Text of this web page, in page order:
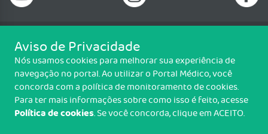
Telefone: 69 99912-5448
Email: protocolo@cremero.org.br
Avenida dos Imigrantes, 3414, Liberdade, Porto Velho/RO - CEP: 76803-
850
Copyright CREMERO. Todos os direitos reservados.
Aviso de Privacidade
Nós usamos cookies para melhorar sua experiência de
navegação no portal. Ao utilizar o Portal Médico, você
concorda com a política de monitoramento de cookies.
Para ter mais informações sobre como isso é feito, acesse
Política de cookies. Se você concorda, clique em ACEITO.